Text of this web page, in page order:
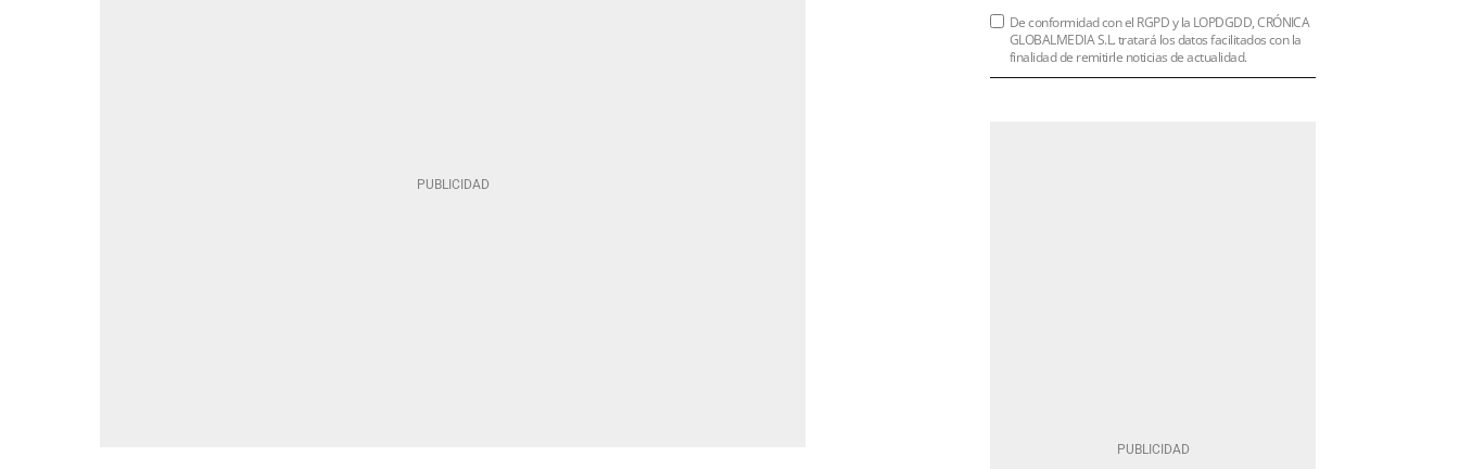
De conformidad con el RGPD y la LOPDGDD, CRÓNICA
GLOBALMEDIA S.L. tratará los datos facilitados con la
finalidad de remitirle noticias de actualidad.